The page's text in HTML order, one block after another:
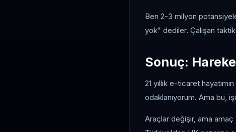
Ben 2-3 milyon
yok" dediler. Çalışan
Sonuç:
21 yıllık e-ticaret
odaklanıyorum. Ama bu,
Araçlar değişir, ama amaç